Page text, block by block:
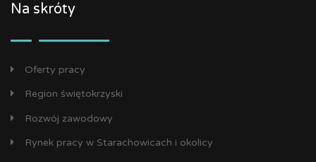
Na skróty
Oferty pracy
Region świętokrzyski
Rozwój zawodowy
Rynek pracy w Starachowicach i okolicy